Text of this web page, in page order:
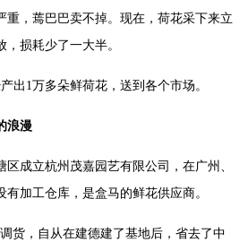
重，蔫巴巴卖不掉。现在，荷花采下来立
损耗少了一大半。
出1万多朵鲜荷花，送到各个市场。
浪漫
区成立杭州茂嘉园艺有限公司，在广州、
加工仓库，是盒马的鲜花供应商。
货，自从在建德建了基地后，省去了中